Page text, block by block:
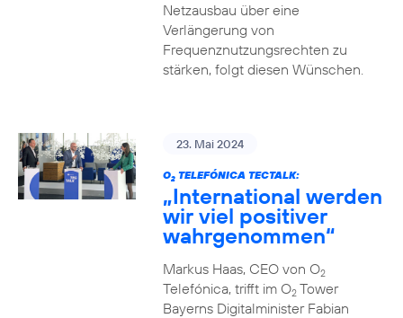
Netzausbau über eine
Verlängerung von
Frequenznutzungsrechten zu
stärken, folgt diesen Wünschen.
23. Mai 2024
O2TELEFÓNICA TECTALK:
„International werden
wir viel positiver
wahrgenommen“
Markus Haas, CEO von O2
Telefónica, trifft im O2Tower
Bayerns Digitalminister Fabian